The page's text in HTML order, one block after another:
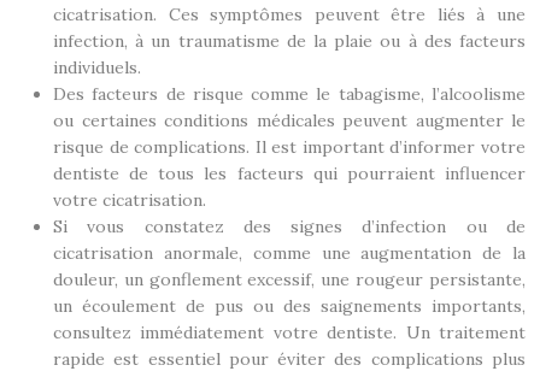
cicatrisation. Ces symptômes peuvent être liés à une
infection, à un traumatisme de la plaie ou à des facteurs
individuels.
Des facteurs de risque comme le tabagisme, l’alcoolisme
ou certaines conditions médicales peuvent augmenter le
risque de complications. Il est important d’informer votre
dentiste de tous les facteurs qui pourraient influencer
votre cicatrisation.
Si vous constatez des signes d’infection ou de
cicatrisation anormale, comme une augmentation de la
douleur, un gonflement excessif, une rougeur persistante,
un écoulement de pus ou des saignements importants,
consultez immédiatement votre dentiste. Un traitement
rapide est essentiel pour éviter des complications plus